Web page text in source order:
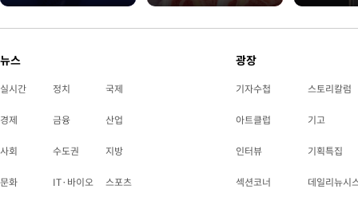
뉴스
실시간 정치 국제
경제 금융 산업
사회 수도권 지방
문화 IT·바이오 스포츠
광장
기자수첩 스토리칼럼
아트클럽 기고
인터뷰 기획특집
섹션코너 데일리뉴시